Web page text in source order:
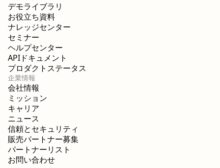
デモライブラリ
お役立ち資料
ナレッジセンター
セミナー
ヘルプセンター
APIドキュメント
プロダクトステータス
企業情報
会社情報
ミッション
キャリア
ニュース
信頼とセキュリティ
販売パートナー募集
パートナーリスト
お問い合わせ